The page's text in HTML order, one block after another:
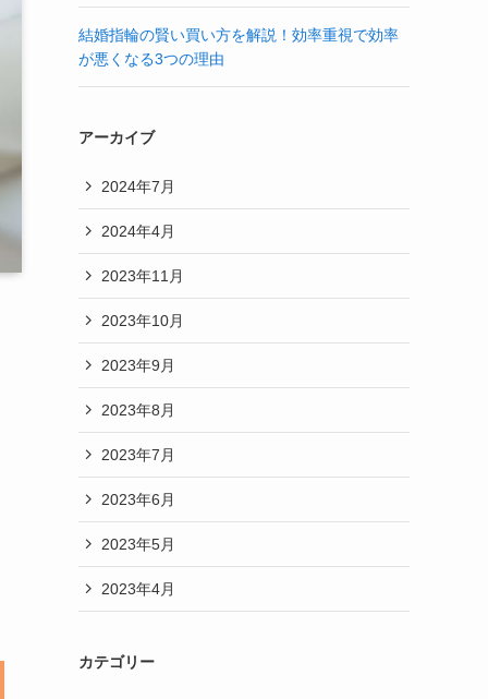
結婚指輪の賢い買い方を解説！効率重視で効率
が悪くなる3つの理由
アーカイブ
2024年7月
2024年4月
2023年11月
2023年10月
2023年9月
2023年8月
2023年7月
2023年6月
2023年5月
2023年4月
カテゴリー